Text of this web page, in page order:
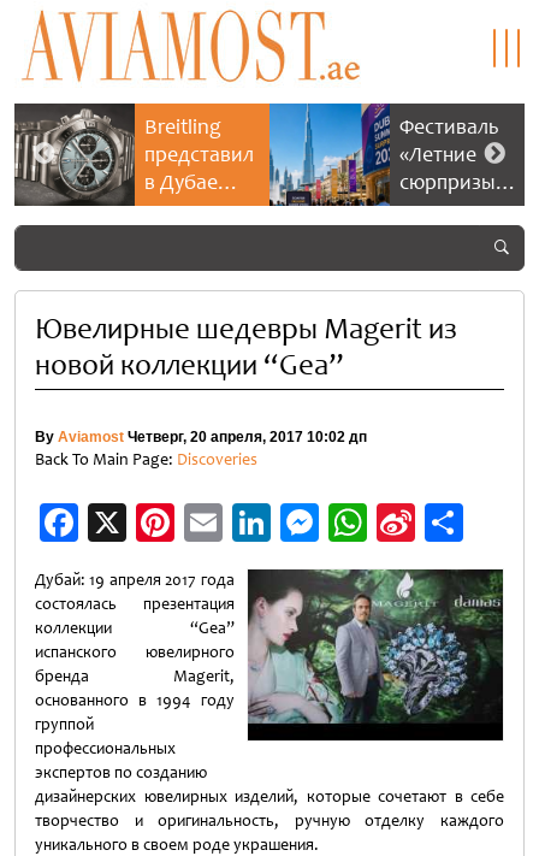
Breitling
представил
в Дубае
культовую
Chronomat
Фестиваль
«Летние
сюрпризы»
в Дубае
предлагает
больше
скидок и
Ювелирные шедевры Magerit из
новой коллекции “Gea”
By Aviamost Четверг, 20 апреля, 2017 10:02 дп
Back To Main Page: Discoveries
Facebook
X Pinterest
EmailLinkedIn
Messenger
WhatsApp
Sina
Weibo
Дубай: 19 апреля 2017 года
состоялась презентация
коллекции “Gea”
испанского ювелирного
бренда Magerit,
основанного в 1994 году
группой
профессиональных
экспертов по созданию
дизайнерских ювелирных изделий, которые сочетают в себе
творчество и оригинальность, ручную отделку каждого
уникального в своем роде украшения.